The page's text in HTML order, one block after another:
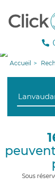
Accueil Recherche
Sous